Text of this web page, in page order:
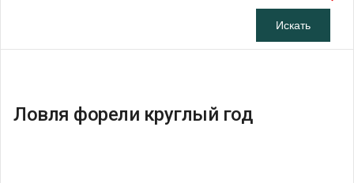
Ловля форели круглый год